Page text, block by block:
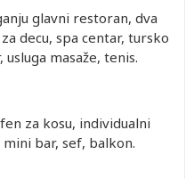
glavni restoran, dva
decu, spa centar, tursko
masaže, tenis.
za kosu, individualni
bar, sef, balkon.